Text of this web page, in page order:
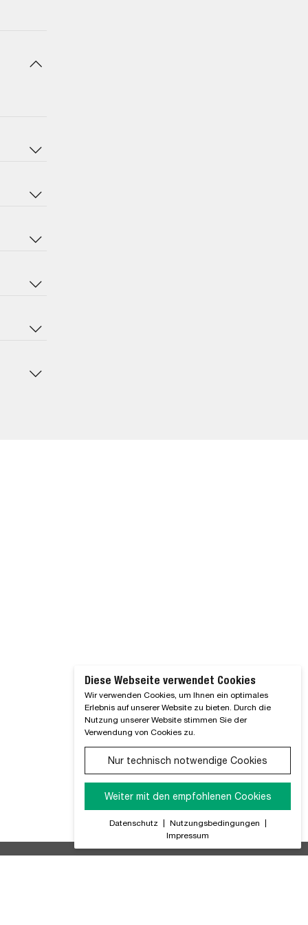
Diese Webseite verwendet Cookies
Wir verwenden Cookies, um Ihnen ein optimales
Erlebnis auf unserer Website zu bieten. Durch die
Nutzung unserer Website stimmen Sie der
Verwendung von Cookies zu.
Nur technisch notwendige Cookies
Weiter mit den empfohlenen Cookies
Datenschutz | Nutzungsbedingungen |
Impressum